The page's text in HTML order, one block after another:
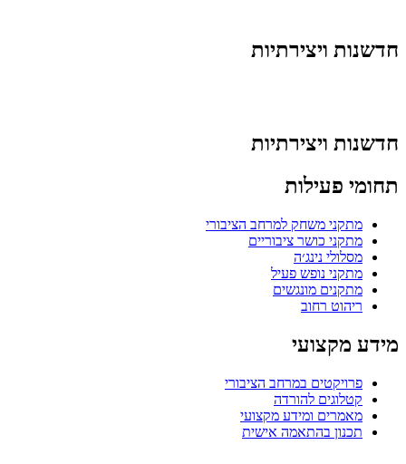
חדשנות ויצירתיות
חדשנות ויצירתיות
תחומי פעילות
מתקני משחק למרחב הציבורי
מתקני כושר ציבוריים
מסלולי נינג׳ה
מתקני נופש פעיל
מתקנים מונגשים
ריהוט רחוב
מידע מקצועי
פרויקטים במרחב הציבורי
קטלוגים להורדה
מאמרים ומידע מקצועי
תכנון בהתאמה אישית